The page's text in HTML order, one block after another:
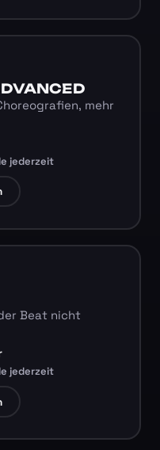
mehr
jederzeit
Beat nicht
jederzeit